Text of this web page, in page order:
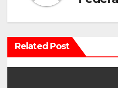
ó
n
d
Related Post